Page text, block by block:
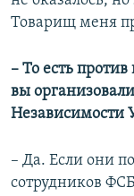
Товарищ меня
– То есть против
вы
Независимости
– Да. Если они
сотрудников